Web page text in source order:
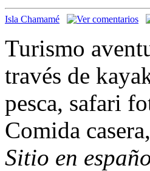
Isla Chamamé
Turismo
través de
pesca, safari
Comida
Sitio en